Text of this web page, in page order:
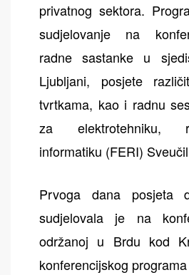
privatnog sektora.
sudjelovanje na
radne sastanke u
Ljubljani, posjete
tvrtkama, kao i radnu
za elektrotehniku,
informatiku (FERI)
Prvoga dana posjeta
sudjelovala je na
održanoj u Brdu kod
konferencijskog